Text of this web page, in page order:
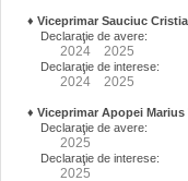
♦ Viceprimar Sauciuc
Declaraţie de avere:
2024 2025
Declaraţie de interese:
2024 2025
♦ Viceprimar Apopei Marius
Declaraţie de avere:
2025
Declaraţie de interese:
2025